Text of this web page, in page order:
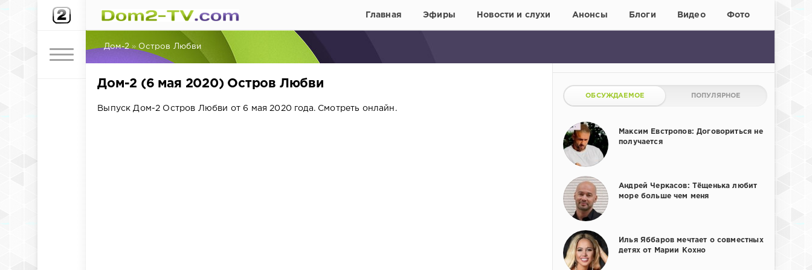
Главная Эфиры Новости и слухи Анонсы Блоги Видео Фото
Дом-2 » Остров Любви
Дом-2 (6 мая 2020) Остров Любви
Выпуск Дом-2 Остров Любви от 6 мая 2020 года. Смотреть онлайн.
ОБСУЖДАЕМОЕ ПОПУЛЯРНОЕ
Максим Евстропов: Договориться не
получается
Андрей Черкасов: Тёщенька любит
море больше чем меня
Илья Яббаров мечтает о совместных
детях от Марии Кохно